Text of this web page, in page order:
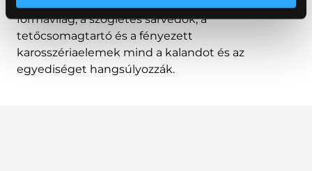
formavilág, a szögletes sárvédők, a
tetőcsomagtartó és a fényezett
karosszériaelemek mind a kalandot és az
egyediséget hangsúlyozzák.